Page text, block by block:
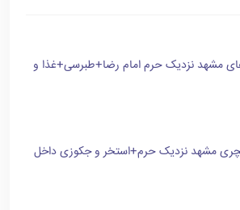
مشهد نزدیک حرم امام رضا+طبرسی+غذا و
مشهد نزدیک حرم+استخر و جکوزی داخل